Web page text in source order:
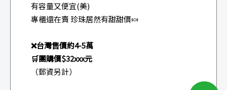
有容量又便宜(美)
專櫃還在賣 珍珠居然有甜甜價🍬
❌台灣售價約4-5萬
🛒團購價$32xxx元
（郵資另計）